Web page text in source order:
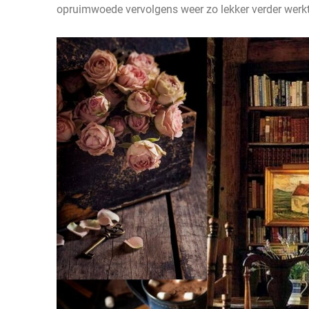
opruimwoede vervolgens weer zo lekker verder